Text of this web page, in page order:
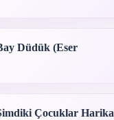
Düdük (Eser
Çocuklar Harika